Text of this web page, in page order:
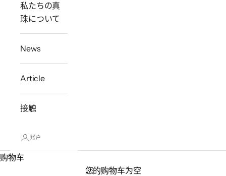
私たちの真
珠について
News
Article
接触
账户
购物车
您的购物车为空
关于我们